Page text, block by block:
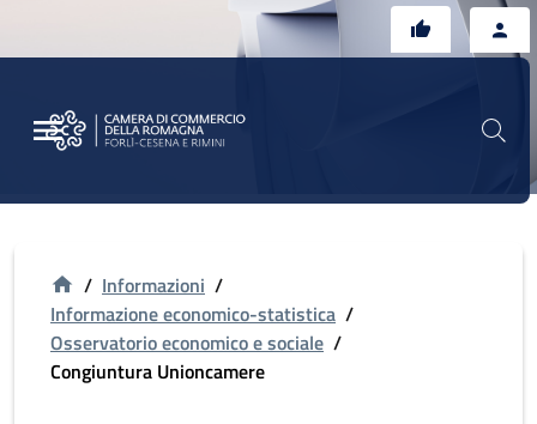
/ Informazioni /
Informazione economico-statistica /
Osservatorio economico e sociale /
Congiuntura Unioncamere